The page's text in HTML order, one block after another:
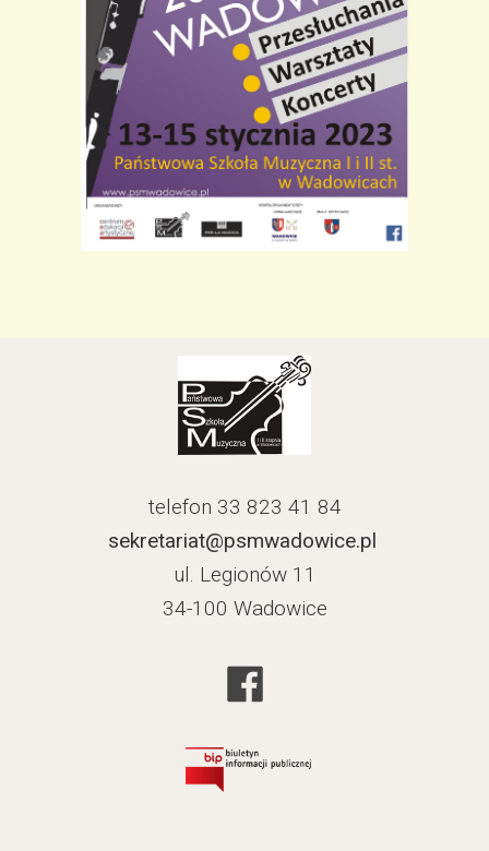
telefon 33 823 41 84
sekretariat@psmwadowice.pl
ul. Legionów 11
34-100 Wadowice